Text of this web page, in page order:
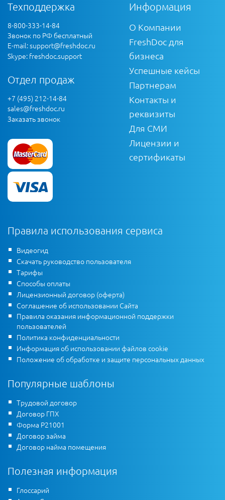
Техподдержка
8-800-333-14-84
Звонок по РФ бесплатный
E-mail:support@freshdoc.ru
Skype: freshdoc.support
Отдел продаж
+7 (495) 212-14-84
sales@freshdoc.ru
Заказать звонок
Информация
О Компании
FreshDoc для
бизнеса
Успешные кейсы
Партнерам
Контакты и
реквизиты
Для СМИ
Лицензии и
сертификаты
Правила использования сервиса
Видеогид
Скачать руководство пользователя
Тарифы
Способы оплаты
Лицензионный договор (оферта)
Соглашение об использовании Сайта
Правила оказания информационной поддержки
пользователей
Политика конфиденциальности
Информация об использовании файлов cookie
Положение об обработке и защите персональных данных
Популярные шаблоны
Трудовой договор
Договор ГПХ
Форма Р21001
Договор займа
Договор найма помещения
Полезная информация
Глоссарий